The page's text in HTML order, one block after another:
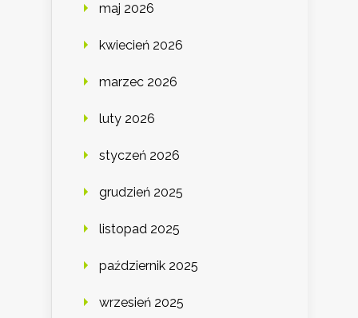
maj 2026
kwiecień 2026
marzec 2026
luty 2026
styczeń 2026
grudzień 2025
listopad 2025
październik 2025
wrzesień 2025